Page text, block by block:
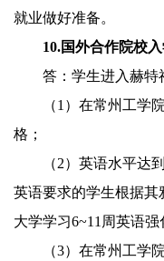
就业做好准备。
10.国外合作院校
答：学生进入赫特
（1 ）在常州工学
格；
（2）英语水平达
英语要求的学生根据
大学学习6~11 周英语强
（3）在常州工学